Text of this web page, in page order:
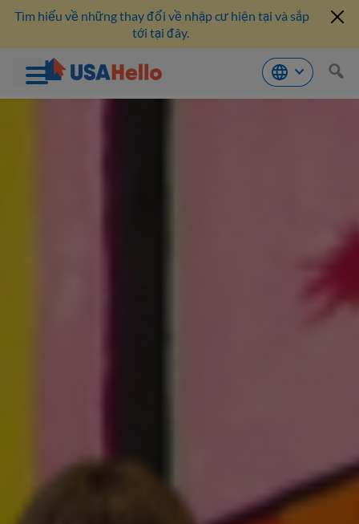
Bỏ
Tìm hiểu về những thay đổi về nhập cư hiện tại và sắp
tới tại đây.